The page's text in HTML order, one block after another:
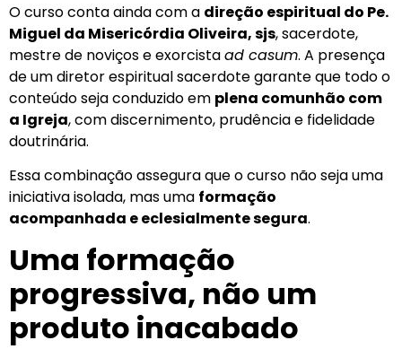
O curso conta ainda com a direção espiritual do Pe.
Miguel da Misericórdia Oliveira, sjs, sacerdote,
mestre de noviços e exorcistaad casum. A presença
de um diretor espiritual sacerdote garante que todo o
conteúdo seja conduzido em plena comunhão com
a Igreja, com discernimento, prudência e fidelidade
doutrinária.
Essa combinação assegura que o curso não seja uma
iniciativa isolada, mas uma formação
acompanhada e eclesialmente segura.
Uma formação
progressiva, não um
produto inacabado